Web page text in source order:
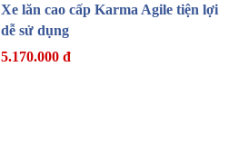
Xe lăn cao cấp Karma Agile tiện lợi
dễ sử dụng
5.170.000 đ